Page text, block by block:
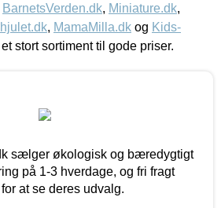
BarnetsVerden.dk, Miniature.dk,
, MamaMilla.dk og Kids-
stort sortiment til gode priser.
sælger økologisk og bæredygtigt
på 1-3 hverdage, og fri fragt
at se deres udvalg.